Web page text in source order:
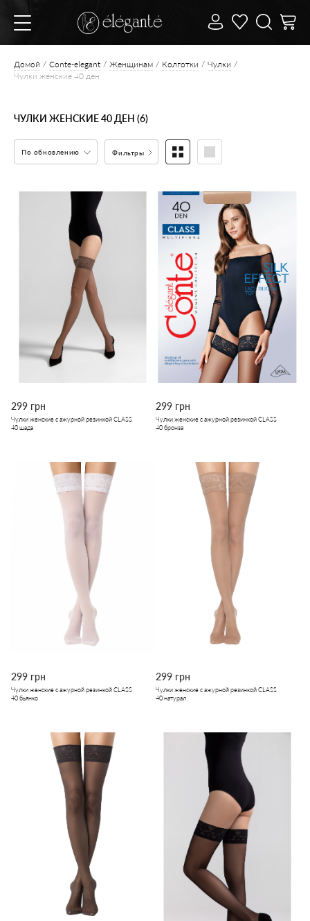
Домой Conte-elegant Женщинам Колготки
Чулки
Чулки женские 40 ден
ЧУЛКИ ЖЕНСКИЕ 40 ДЕН (6)
По обновлению Фильтры
299 грн
Чулки женские с ажурной резинкой CLASS
40 шадэ
299 грн
Чулки женские с ажурной резинкой CLASS
40 бронза
299 грн
Чулки женские с ажурной резинкой CLASS
40 бьянко
299 грн
Чулки женские с ажурной резинкой CLASS
40 натурал